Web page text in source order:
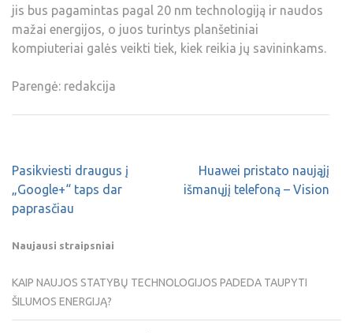
jis bus pagamintas pagal 20 nm technologiją ir naudos
mažai energijos, o juos turintys planšetiniai
kompiuteriai galės veikti tiek, kiek reikia jų savininkams.
Parengė: redakcija
Pasikviesti draugus į
„Google+“ taps dar
paprasčiau
Huawei pristato naująjį
išmanųjį telefoną – Vision
Naujausi straipsniai
KAIP NAUJOS STATYBŲ TECHNOLOGIJOS PADEDA TAUPYTI
ŠILUMOS ENERGIJĄ?